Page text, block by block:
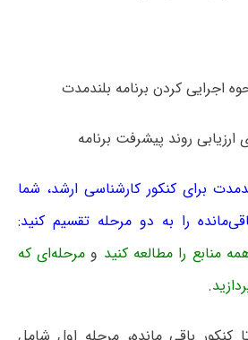
برای کنکور کارشناسی ارشد، شما
را به دو مرحله تقسیم کنید:
منابع را مطالعه کنید ومرحله‌ای که
.